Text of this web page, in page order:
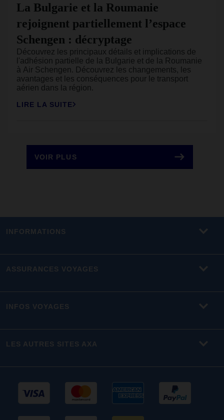
La Bulgarie et la Roumanie
rejoignent partiellement l’espace
Schengen : décryptage
Découvrez les principaux détails et implications de
l'adhésion partielle de la Bulgarie et de la Roumanie
à Air Schengen. Découvrez les changements, les
avantages et les conséquences pour le transport
aérien dans la région.
LIRE LA SUITE
VOIR PLUS
INFORMATIONS
ASSURANCES VOYAGES
INFOS VOYAGES
LES AUTRES SITES AXA